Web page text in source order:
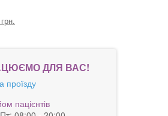
ДЛЯ ВАС!
проїзду
пацієнтів